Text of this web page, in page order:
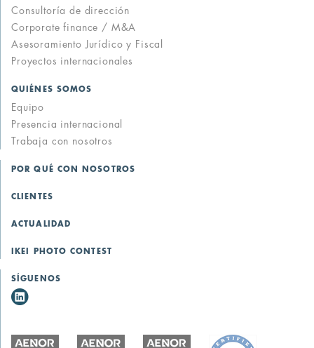
Consultoría de dirección
Corporate finance / M&A
Asesoramiento Jurídico y Fiscal
Proyectos internacionales
QUIÉNES SOMOS
Equipo
Presencia internacional
Trabaja con nosotros
POR QUÉ CON NOSOTROS
CLIENTES
ACTUALIDAD
IKEI PHOTO CONTEST
SÍGUENOS